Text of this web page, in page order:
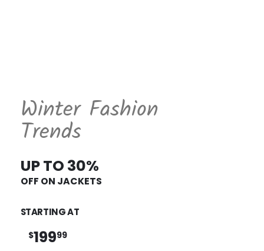
Winter Fashion
Trends
UP TO 30%
OFF ON JACKETS
STARTING AT
$19999